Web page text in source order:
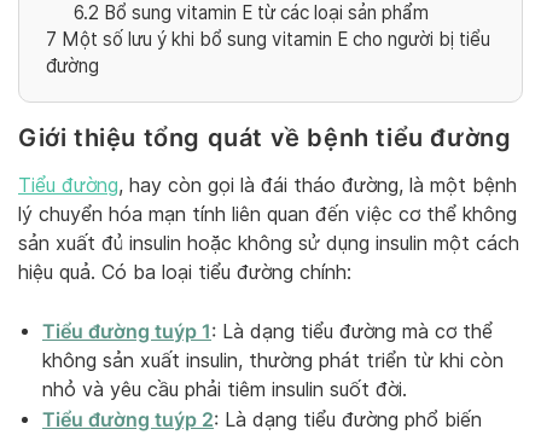
6.2 Bổ sung vitamin E từ các loại sản phẩm
7 Một số lưu ý khi bổ sung vitamin E cho người bị tiểu
đường
Giới thiệu tổng quát về bệnh tiểu đường
Tiểu đường, hay còn gọi là đái tháo đường, là một bệnh
lý chuyển hóa mạn tính liên quan đến việc cơ thể không
sản xuất đủ insulin hoặc không sử dụng insulin một cách
hiệu quả. Có ba loại tiểu đường chính:
Tiểu đường tuýp 1: Là dạng tiểu đường mà cơ thể
không sản xuất insulin, thường phát triển từ khi còn
nhỏ và yêu cầu phải tiêm insulin suốt đời.
Tiểu đường tuýp 2: Là dạng tiểu đường phổ biến